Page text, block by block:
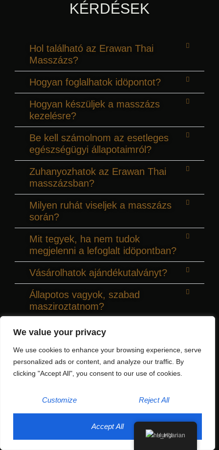
We value your privacy
We use cookies to enhance your browsing experience, serve
personalized ads or content, and analyze our traffic. By
clicking "Accept All", you consent to our use of cookies.
Customize Reject All
Accept All
KÉRDÉSEK
Hol található az Erawan Thai
Masszázs?
Hogyan foglalhatok idöpontot?
Hogyan készüljek a masszázs
kezelésre?
Be kell számolnom az esetleges
egészségügyi állapotaimról?
Zuhanyozhatok az Erawan Thai
masszázsban?
Milyen ruhát viseljek a masszázs
során?
Mit tegyek, ha nem tudok
megjelenni a lefoglalt idöpontban?
Vásárolhatok ajándékutalványt?
Állapotos vagyok, szabad
masziroztatnom?
Milyen masszázs tipust ajánlanak
elsö látogatás esetén?
Kinálnak szexuális jellegü
szolgáltatást, erotikus masszázst?
Hungarian